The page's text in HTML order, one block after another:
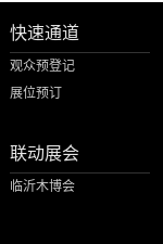
快速通道
观众预登记
展位预订
联动展会
临沂木博会